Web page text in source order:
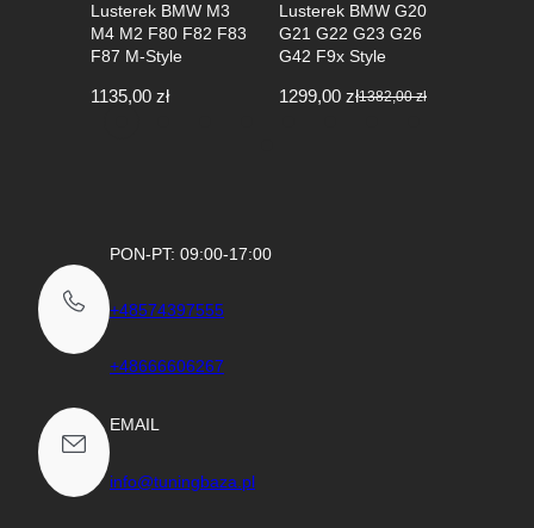
Lusterek BMW M3
M4 M2 F80 F82 F83
F87 M-Style
1135,00 zł
Lusterek BMW G20
G21 G22 G23 G26
G42 F9x Style
1382,00zł
Pierwotna
1299,00 zł
Aktualna
PON-PT: 09:00-17:00
+48574397555
+48666606267
EMAIL
info@tuningbaza.pl